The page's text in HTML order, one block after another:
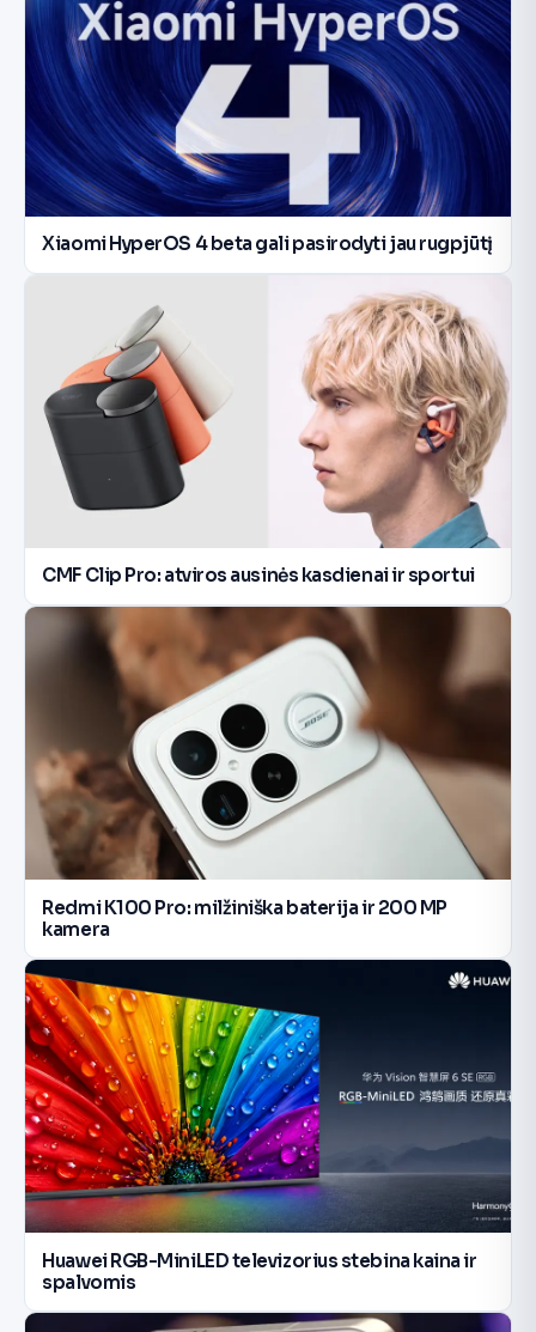
Xiaomi HyperOS 4 beta gali pasirodyti jau rugpjūtį
CMF Clip Pro: atviros ausinės kasdienai ir sportui
Redmi K100 Pro: milžiniška baterija ir 200 MP
kamera
Huawei RGB-MiniLED televizorius stebina kaina ir
spalvomis